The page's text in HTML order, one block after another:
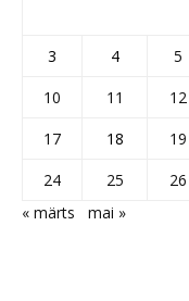
3
4 5
10
11 12
17
18 19
24
25 26
« märts
mai »